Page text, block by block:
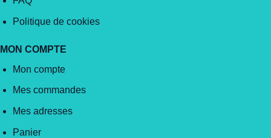
Politique de cookies
MON COMPTE
Mon compte
Mes commandes
Mes adresses
Panier